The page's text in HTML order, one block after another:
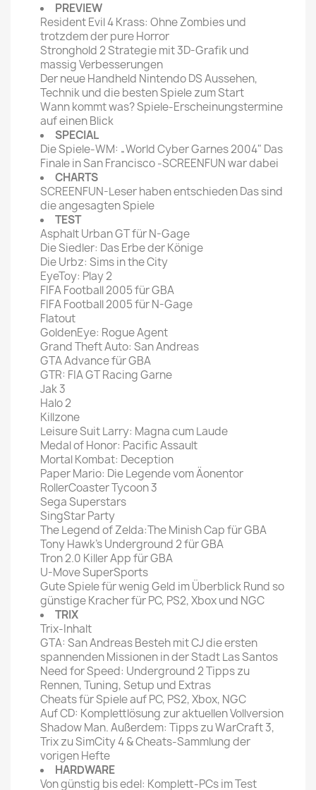
PREVIEW
Resident Evil 4 Krass: Ohne Zombies und
trotzdem der pure Horror
Stronghold 2 Strategie mit 3D-Grafik und
massig Verbesserungen
Der neue Handheld Nintendo DS Aussehen,
Technik und die besten Spiele zum Start
Wann kommt was? Spiele-Erscheinungstermine
auf einen Blick
SPECIAL
Die Spiele-WM: „World Cyber Garnes 2004" Das
Finale in San Francisco -SCREENFUN war dabei
CHARTS
SCREENFUN-Leser haben entschieden Das sind
die angesagten Spiele
TEST
Asphalt Urban GT für N-Gage
Die Siedler: Das Erbe der Könige
Die Urbz: Sims in the City
EyeToy: Play 2
FIFA Football 2005 für GBA
FIFA Football 2005 für N-Gage
Flatout
GoldenEye: Rogue Agent
Grand Theft Auto: San Andreas
GTA Advance für GBA
GTR: FIA GT Racing Garne
Jak 3
Halo 2
Killzone
Leisure Suit Larry: Magna cum Laude
Medal of Honor: Pacific Assault
Mortal Kombat: Deception
Paper Mario: Die Legende vom Äonentor
RollerCoaster Tycoon 3
Sega Superstars
SingStar Party
The Legend of Zelda:The Minish Cap für GBA
Tony Hawk's Underground 2 für GBA
Tron 2.0 Killer App für GBA
U-Move SuperSports
Gute Spiele für wenig Geld im Überblick Rund so
günstige Kracher für PC, PS2, Xbox und NGC
TRIX
Trix-Inhalt
GTA: San Andreas Besteh mit CJ die ersten
spannenden Missionen in der Stadt Las Santos
Need for Speed: Underground 2 Tipps zu
Rennen, Tuning, Setup und Extras
Cheats für Spiele auf PC, PS2, Xbox, NGC
Auf CD: Komplettlösung zur aktuellen Vollversion
Shadow Man. Außerdem: Tipps zu WarCraft 3,
Trix zu SimCity 4 & Cheats-Sammlung der
vorigen Hefte
HARDWARE
Von günstig bis edel: Komplett-PCs im Test